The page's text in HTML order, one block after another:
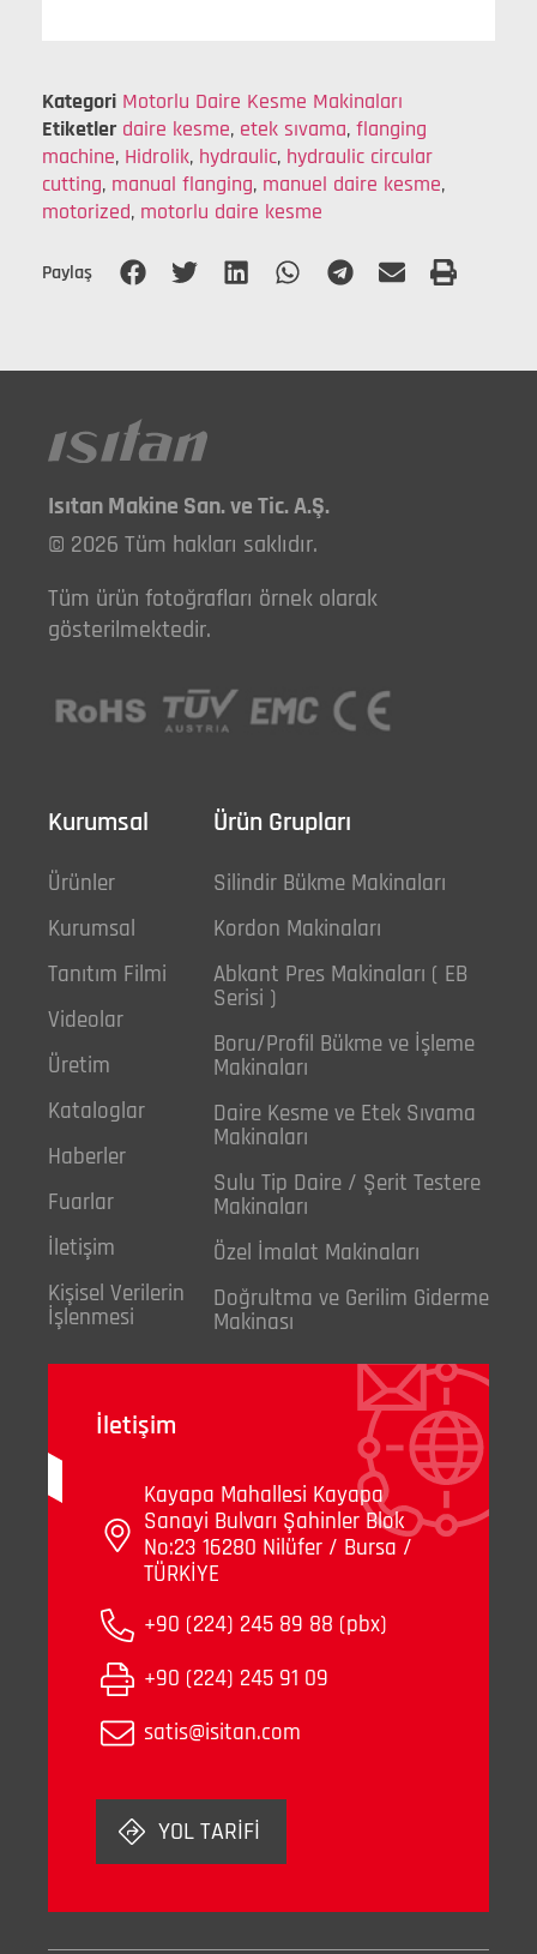
Kategori Motorlu Daire Kesme Makinaları
Etiketler daire kesme, etek sıvama, flanging
machine, Hidrolik, hydraulic, hydraulic circular
cutting, manual flanging, manuel daire kesme,
motorized, motorlu daire kesme
Paylaş
Isıtan Makine San. ve Tic. A.Ş.
© 2026 Tüm hakları saklıdır.
Tüm ürün fotoğrafları örnek olarak
gösterilmektedir.
Kurumsal
Ürünler
Kurumsal
Tanıtım Filmi
Videolar
Üretim
Kataloglar
Haberler
Fuarlar
İletişim
Kişisel Verilerin
İşlenmesi
Ürün Grupları
Silindir Bükme Makinaları
Kordon Makinaları
Abkant Pres Makinaları ( EB
Serisi )
Boru/Profil Bükme ve İşleme
Makinaları
Daire Kesme ve Etek Sıvama
Makinaları
Sulu Tip Daire / Şerit Testere
Makinaları
Özel İmalat Makinaları
Doğrultma ve Gerilim Giderme
Makinası
İletişim
Kayapa Mahallesi Kayapa
Sanayi Bulvarı Şahinler Blok
No:23 16280 Nilüfer / Bursa /
TÜRKİYE
+90 (224) 245 89 88 (pbx)
+90 (224) 245 91 09
satis@isitan.com
YOL TARİFİ